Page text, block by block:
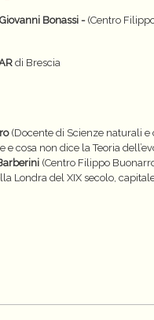
Giovanni Bonassi - (Centro
di Brescia
(Docente di Scienze naturali e
e cosa non dice la Teoria
(Centro Filippo
Londra del XIX secolo,